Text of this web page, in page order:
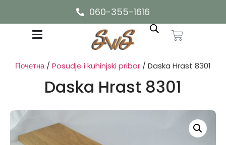
060-355-1616
Почетна/Posudje i kuhinjski pribor / Daska Hrast 8301
Daska Hrast 8301